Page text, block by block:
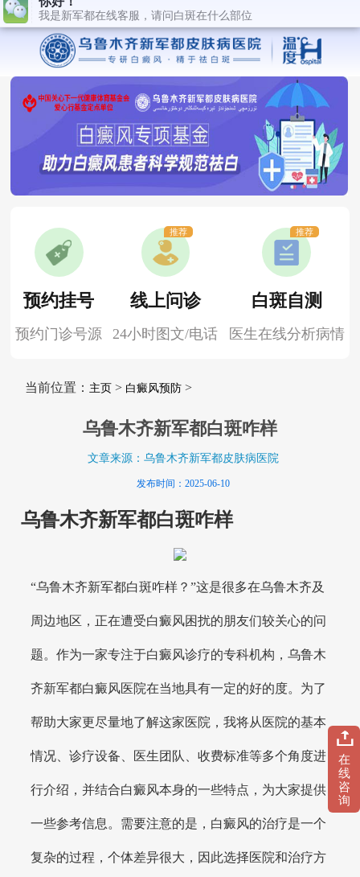
预约挂号
预约门诊号源
线上问诊
24小时图文/电话
推荐
白斑自测
医生在线分析病情
推荐
当前位置： 主页> 白癜风预防>
乌鲁木齐新军都白斑咋样
文章来源：乌鲁木齐新军都皮肤病医院
发布时间：2025-06-10
乌鲁木齐新军都白斑咋样
“乌鲁木齐新军都白斑咋样？”这是很多在乌鲁木齐及
周边地区，正在遭受白癜风困扰的朋友们较关心的问
题。作为一家专注于白癜风诊疗的专科机构，乌鲁木
齐新军都白癜风医院在当地具有一定的好的度。为了
帮助大家更尽量地了解这家医院，我将从医院的基本
情况、诊疗设备、医生团队、收费标准等多个角度进
行介绍，并结合白癜风本身的一些特点，为大家提供
一些参考信息。需要注意的是，白癜风的治疗是一个
复杂的过程，个体差异很大，因此选择医院和治疗方
在
线
咨
询